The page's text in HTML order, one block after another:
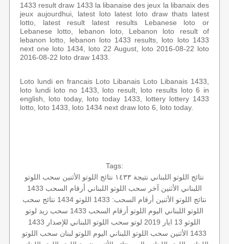
1433 result draw 1433 la libanaise des jeux la libanaix des
jeux aujourdhui, latest loto latest loto draw thats latest
lotto, latest result latest results Lebanese loto or
Lebanese lotto, lebanon loto, Lebanon loto result of
lebanon lotto, lebanon loto 1433 results, loto loto 1433
next one loto 1434, loto 22 August, loto 2016-08-22 loto
2016-08-22 loto draw 1433.
Loto lundi en francais Loto Libanais Loto Libanais 1433,
loto lundi loto no 1433, loto result, loto results loto 6 in
english, loto today, loto today 1433, lottery lottery 1433
lotto, loto 1433, loto 1434 next draw loto 6, loto today.
Tags:
نتائج اللوتو اللبناني نتيجة ١٤٣٣ نتائج اللوتو الأثنين سحب اللوتو
اللبناني الأثنين آخر سحب اللوتو اللبناني أرقام السحب 1433
نتائج اللوتو الأثنين أرقام السحب: 1433 اللوتو 1434
نتائج سحب
اللوتو اللبناني اليوم اللوتو أرقام السحب 1433
سحب زيد لوتو
اللوتو 13 ايار 2019
لوتو سحب اللوتو اللبناني للإصدار 1433
1433 الأثنين
سحب اللوتو اللبناني اليوم اللوتو لبنان سحب اللوتو